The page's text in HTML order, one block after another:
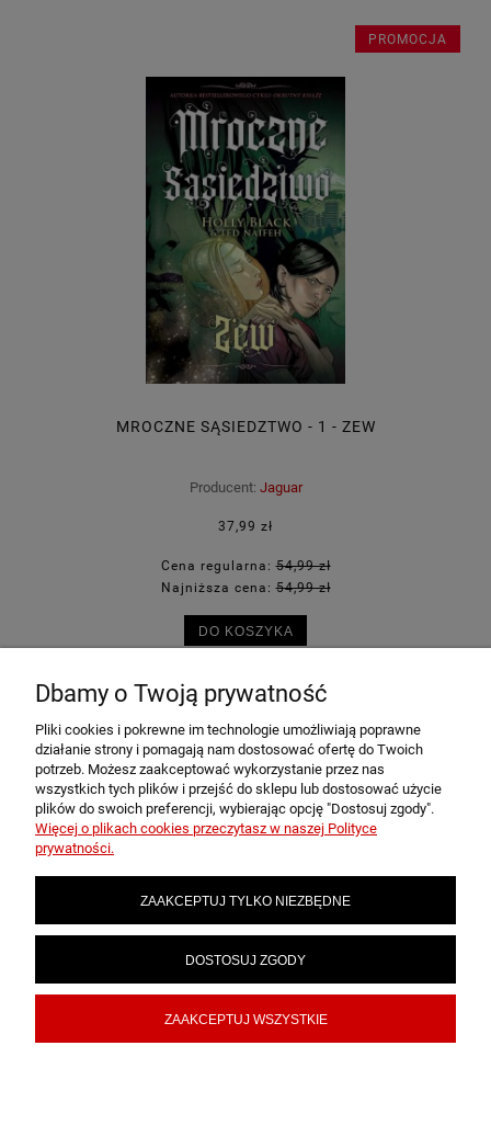
MROCZNE SĄSIEDZTWO - 1 - ZEW
Producent: Jaguar
37,99 zł
Cena regularna:54,99 zł
Najniższa cena:54,99 zł
DO KOSZYKA
PROMOCJA
POMOC
MOJE KONTO
INFORMACJE
O NAS
Dbamy o Twoją prywatność
Pliki cookies i pokrewne im technologie umożliwiają poprawne
działanie strony i pomagają nam dostosować ofertę do Twoich
potrzeb. Możesz zaakceptować wykorzystanie przez nas
wszystkich tych plików i przejść do sklepu lub dostosować użycie
plików do swoich preferencji, wybierając opcję "Dostosuj zgody".
Więcej o plikach cookies przeczytasz w naszej Polityce
prywatności.
ZAAKCEPTUJ TYLKO NIEZBĘDNE
DOSTOSUJ ZGODY
ZAAKCEPTUJ WSZYSTKIE